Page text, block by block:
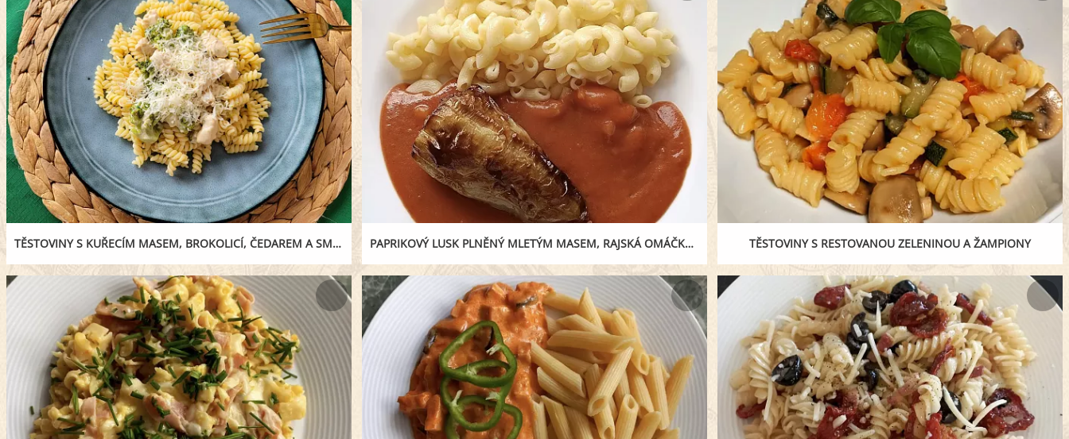
TĚSTOVINY S KUŘECÍM MASEM, BROKOLICÍ, ČEDAREM A SMETANOU PAPRIKOVÝ LUSK PLNĚNÝ MLETÝM MASEM, RAJSKÁ OMÁČKA S TĚSTOVINAMI TĚSTOVINY S RESTOVANOU ZELENINOU A ŽAMPIONY